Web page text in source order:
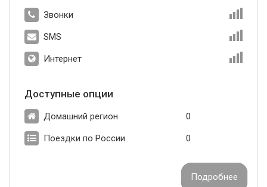
Звонки
SMS
Интернет
Доступные опции
Домашний регион 0
Поездки по России 0
Подробнее